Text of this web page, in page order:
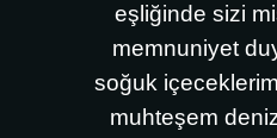
eşliğinde sizi
memnuniyet
soğuk
muhteşem